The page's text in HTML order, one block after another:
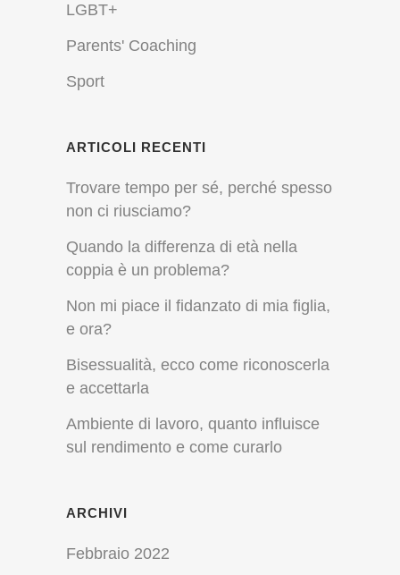
LGBT+
Parents' Coaching
Sport
ARTICOLI RECENTI
Trovare tempo per sé, perché spesso
non ci riusciamo?
Quando la differenza di età nella
coppia è un problema?
Non mi piace il fidanzato di mia figlia,
e ora?
Bisessualità, ecco come riconoscerla
e accettarla
Ambiente di lavoro, quanto influisce
sul rendimento e come curarlo
ARCHIVI
Febbraio 2022